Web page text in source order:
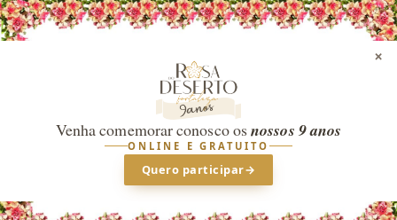
×
Venha comemorar conosco osnossos 9 anos
ONLINE E GRATUITO
Quero participar→